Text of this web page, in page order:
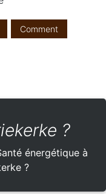
Comment
?
énergétique à
?